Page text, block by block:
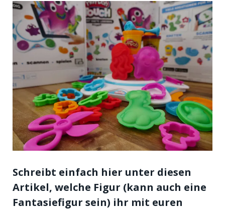
Schreibt einfach hier unter diesen
Artikel, welche Figur (kann auch eine
Fantasiefigur sein) ihr mit euren